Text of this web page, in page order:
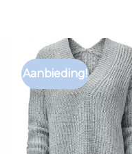
Aanbieding!